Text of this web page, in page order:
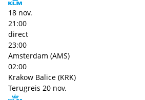
18 nov.
21:00
direct
23:00
Amsterdam (AMS)
02:00
Krakow Balice (KRK)
Terugreis 20 nov.